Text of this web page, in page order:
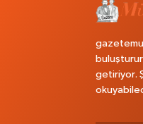
getiriyor.